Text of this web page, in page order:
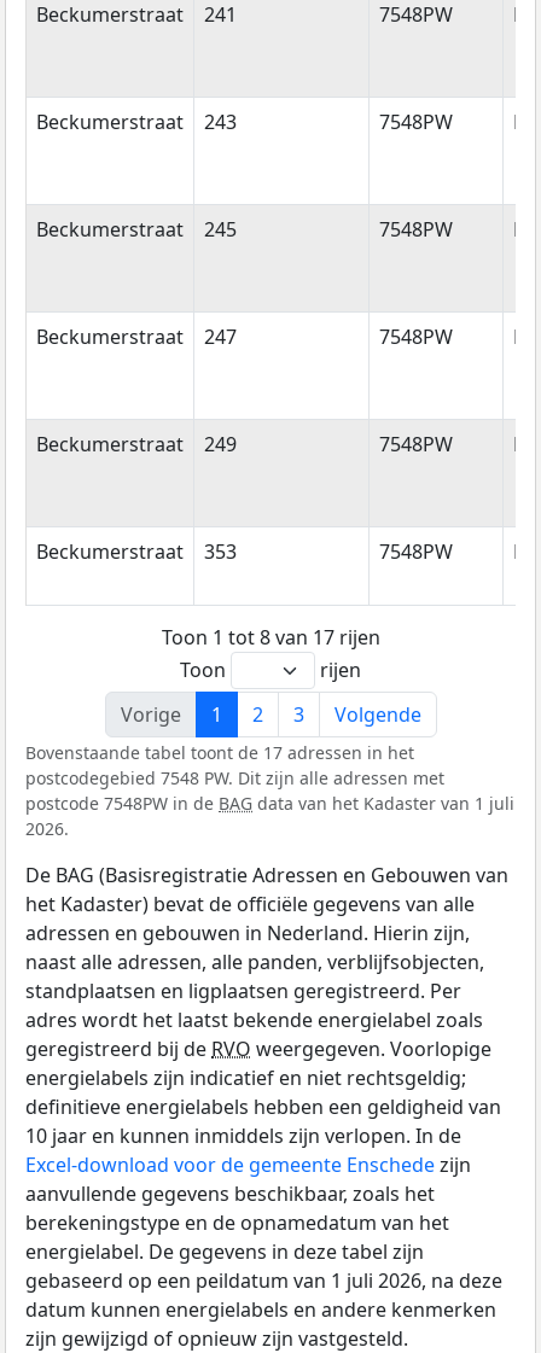
Beckumerstraat 241 7548PW
Beckumerstraat 243 7548PW
Beckumerstraat 245 7548PW
Beckumerstraat 247 7548PW
Beckumerstraat 249 7548PW
Beckumerstraat 353 7548PW
Toon 1 tot 8 van 17 rijen
Toon
rijen
Vorige
1 2 3 Volgende
Bovenstaande tabel toont de 17 adressen in het
postcodegebied 7548 PW. Dit zijn alle adressen met
postcode 7548PW in de BAG data van het Kadaster van 1 juli
2026.
De BAG (Basisregistratie Adressen en Gebouwen van
het Kadaster) bevat de officiële gegevens van alle
adressen en gebouwen in Nederland. Hierin zijn,
naast alle adressen, alle panden, verblijfsobjecten,
standplaatsen en ligplaatsen geregistreerd. Per
adres wordt het laatst bekende energielabel zoals
geregistreerd bij de RVO weergegeven. Voorlopige
energielabels zijn indicatief en niet rechtsgeldig;
definitieve energielabels hebben een geldigheid van
10 jaar en kunnen inmiddels zijn verlopen. In de
Excel-download voor de gemeente Enschedezijn
aanvullende gegevens beschikbaar, zoals het
berekeningstype en de opnamedatum van het
energielabel. De gegevens in deze tabel zijn
gebaseerd op een peildatum van 1 juli 2026, na deze
datum kunnen energielabels en andere kenmerken
zijn gewijzigd of opnieuw zijn vastgesteld.